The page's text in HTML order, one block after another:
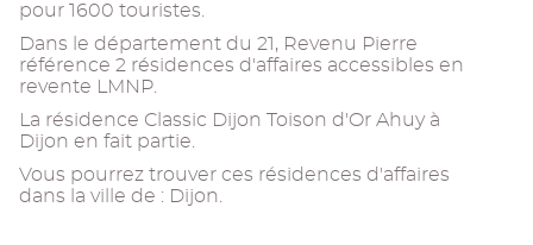
pour 1600 touristes.
Dans le département du 21, Revenu Pierre
référence 2 résidences d'affaires accessibles en
revente LMNP.
La résidence Classic Dijon Toison d'Or Ahuy à
Dijon en fait partie.
Vous pourrez trouver ces résidences d'affaires
dans la ville de : Dijon.